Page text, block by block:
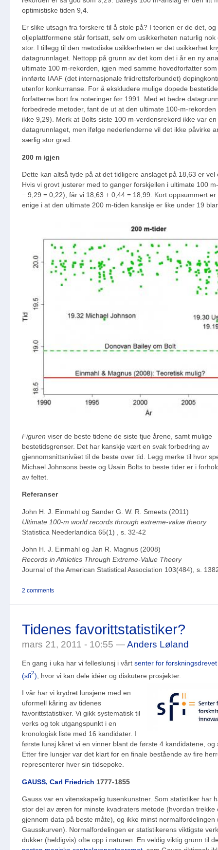
optimistiske tiden 9,4.
Er slike utsagn fra forskere til å stole på? I teorien er de det, og
oljeplattformene står fortsatt, selv om usikkerheten naturlig nok
stor. I tillegg til den metodiske usikkerheten er det usikkerhet
datagrunnlaget. Nettopp på grunn av det kom det i år en ny
ultimate 100 m-rekorden, igjen med samme hovedforfatter
innførte IAAF (det internasjonale friidrettsforbundet)
utenfor konkurranse. For å ekskludere mulige dopede
forfatterne bort fra noteringer før 1991. Med et bedre
forbedrede metoder, fant de ut at den ultimate 100-m-
ikke 9,29). Merk at Bolts siste 100 m-verdensrekord ikke var
datagrunnlaget, men ifølge nederlenderne vil det ikke påvirke
særlig stor grad.
200 m igjen
Dette kan altså tyde på at det tidligere anslaget på 18,63 er vel
Hvis vi grovt justerer med to ganger forskjellen i ultimate 100
− 9,29 = 0,22), får vi 18,63 + 0,44 = 18,99. Kort oppsummert er
enige i at den ultimate 200 m-tiden kanskje er like under 19
Figuren viser de beste tidene de siste tjue årene, samt mulige
bestetidsgrenser. Det har kanskje vært en svak forbedring av
gjennomsnittsnivået til de beste over tid. Legg merke til hvor
Michael Johnsons beste og Usain Bolts to beste tider er i
av feltet.
Referanser
John H. J. Einmahl og Sander G. W. R. Smeets (2011)
Ultimate 100-m world records through extreme-value theory
Statistica Neederlandica 65(1) , s. 32-42
John H. J. Einmahl og Jan R. Magnus (2008)
Records in Athletics Through Extreme-Value Theory
Journal of the American Statistical Association 103(484), s.
2 comments
Tidenes favorittstatistiker?
mars 21, 2011 - 10:55 —Anders Løland
En gang i uka har vi felleslunsj i vårt senter for
(sfi2) , hvor vi kan dele idéer og diskutere prosjekter.
I vår har vi krydret lunsjene med en
uformell kåring av tidenes
favorittstatistiker. Vi gikk systematisk til
verks og tok utgangspunkt i en
kronologisk liste med 16 kandidater. I
første lunsj kåret vi en vinner blant de første 4 kandidatene, og
Etter fire lunsjer var det klart for en finale bestående av fire
representerer hver sin tidsepoke.
GAUSS, Carl Friedrich 1777-1855
Gauss var en vitenskapelig tusenkunstner. Som statistiker har
stor del av æren for minste kvadraters metode (hvordan trekke
gjennom data på beste måte), og ikke minst normalfordelingen
Gausskurven). Normalfordelingen er statistikerens viktigste
dukker (heldigvis) ofte opp i naturen. En veldig viktig grunn til